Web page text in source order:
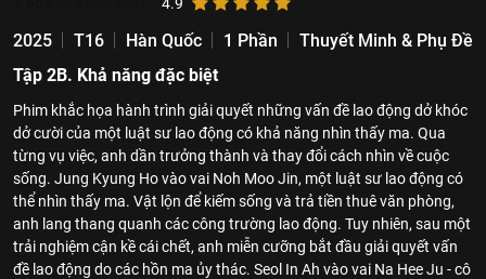
2025 T16 Hàn Quốc 1 Phần
Thuyết Minh & Phụ Đề
Tập 2B. Khả năng đặc biệt
Phim khắc họa hành trình giải quyết những vấn đề lao động dở khóc
dở cười của một luật sư lao động có khả năng nhìn thấy ma. Qua
từng vụ việc, anh dần trưởng thành và thay đổi cách nhìn về cuộc
sống. Jung Kyung Ho vào vai Noh Moo Jin, một luật sư lao động có
thể nhìn thấy ma. Vật lộn để kiếm sống và trả tiền thuê văn phòng,
anh lang thang quanh các công trường lao động. Tuy nhiên, sau một
trải nghiệm cận kề cái chết, anh miễn cưỡng bắt đầu giải quyết vấn
đề lao động do các hồn ma ủy thác. Seol In Ah vào vai Na Hee Ju - cô